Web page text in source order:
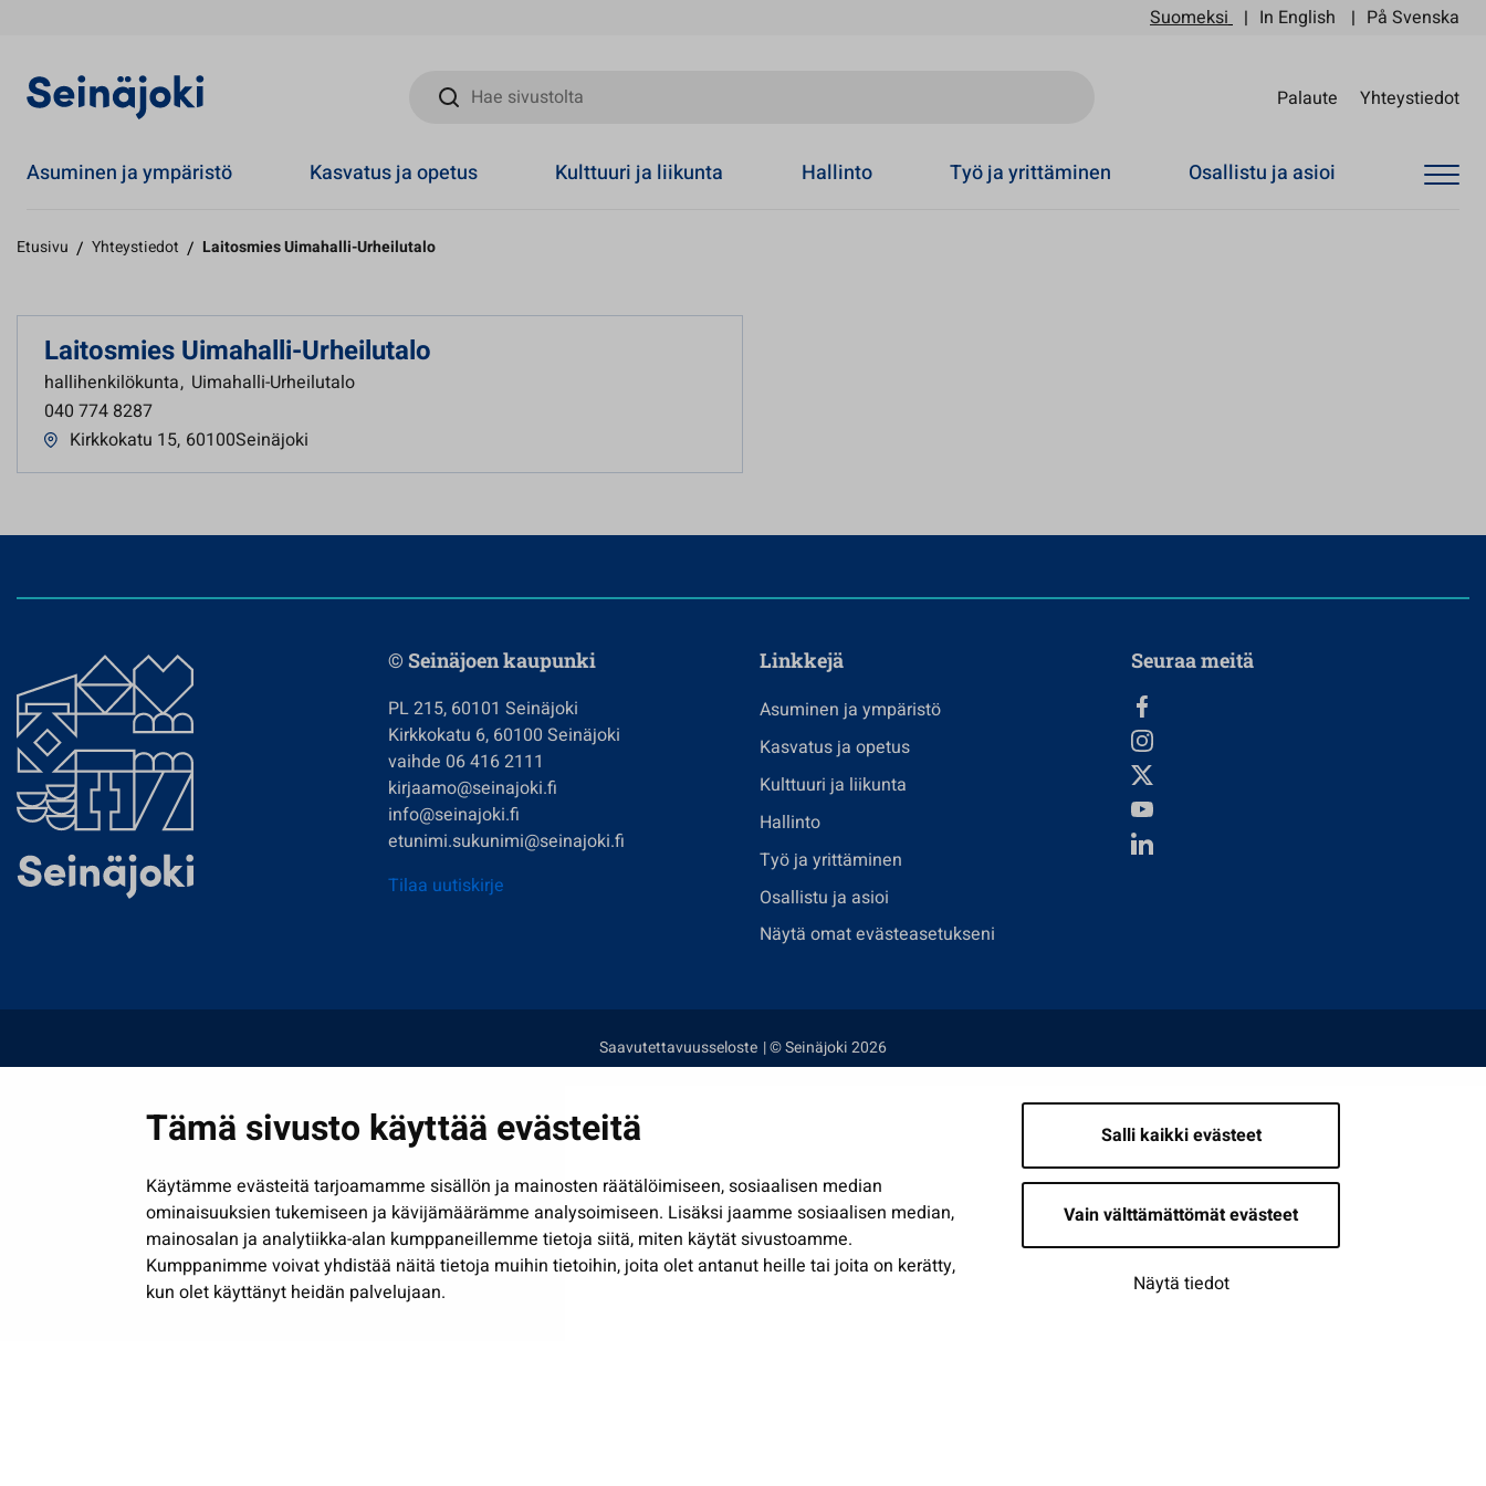
Tämä sivusto käyttää evästeitä
Käytämme evästeitä tarjoamamme sisällön ja mainosten räätälöimiseen, sosiaalisen median
ominaisuuksien tukemiseen ja kävijämäärämme analysoimiseen. Lisäksi jaamme sosiaalisen median,
mainosalan ja analytiikka-alan kumppaneillemme tietoja siitä, miten käytät sivustoamme.
Kumppanimme voivat yhdistää näitä tietoja muihin tietoihin, joita olet antanut heille tai joita on kerätty,
kun olet käyttänyt heidän palvelujaan.
Salli kaikki evästeet
Vain välttämättömät evästeet
Näytä tiedot
Suomeksi In English På Svenska
Hae sivustolta
Palaute Yhteystiedot
Asuminen ja ympäristö Kasvatus ja opetus Kulttuuri ja liikunta Hallinto Työ ja yrittäminen Osallistu ja asioi
Etusivu / Yhteystiedot / Laitosmies Uimahalli-Urheilutalo
Laitosmies Uimahalli-Urheilutalo
hallihenkilökunta, Uimahalli-Urheilutalo
040 774 8287
Kirkkokatu 15, 60100Seinäjoki
© Seinäjoen kaupunki
PL 215, 60101 Seinäjoki
Kirkkokatu 6, 60100 Seinäjoki
vaihde 06 416 2111
kirjaamo@seinajoki.fi
info@seinajoki.fi
etunimi.sukunimi@seinajoki.fi
Tilaa uutiskirje
Linkkejä
Asuminen ja ympäristö
Kasvatus ja opetus
Kulttuuri ja liikunta
Hallinto
Työ ja yrittäminen
Osallistu ja asioi
Näytä omat evästeasetukseni
Seuraa meitä
Saavutettavuusseloste | © Seinäjoki 2026